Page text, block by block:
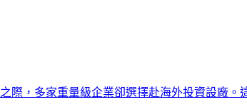
際，多家重量級企業卻選擇赴海外投資設廠。